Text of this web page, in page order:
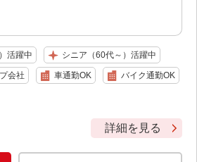
活躍中 シニア（60代～）活躍中
会社 車通勤OK バイク通勤OK
詳細を見る